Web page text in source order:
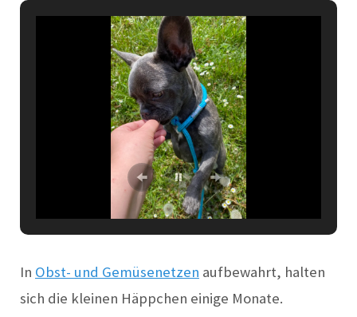
In Obst- und Gemüsenetzen aufbewahrt, halten
sich die kleinen Häppchen einige Monate.